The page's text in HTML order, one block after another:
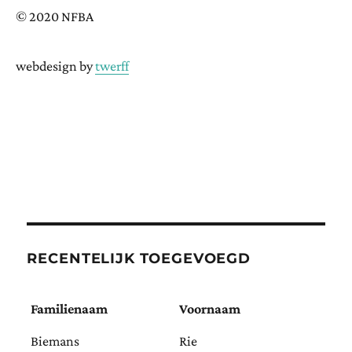
© 2020 NFBA
webdesign bytwerff
RECENTELIJK TOEGEVOEGD
Familienaam Voornaam
Biemans Rie